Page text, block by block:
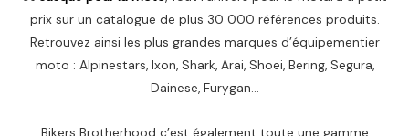
prix sur un catalogue de plus 30 000 références produits.
Retrouvez ainsi les plus grandes marques d’équipementier
moto : Alpinestars, Ixon, Shark, Arai, Shoei, Bering, Segura,
Dainese, Furygan…
Bikers Brotherhood c’est également toute une gamme